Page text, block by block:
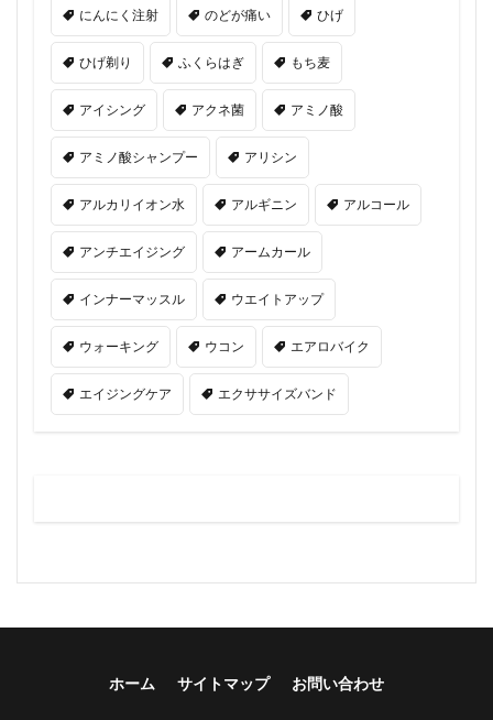
にんにく注射 のどが痛い ひげ
ひげ剃り ふくらはぎ もち麦
アイシング アクネ菌 アミノ酸
アミノ酸シャンプー アリシン
アルカリイオン水 アルギニン アルコール
アンチエイジング アームカール
インナーマッスル ウエイトアップ
ウォーキング ウコン エアロバイク
エイジングケア エクササイズバンド
ホーム サイトマップ お問い合わせ